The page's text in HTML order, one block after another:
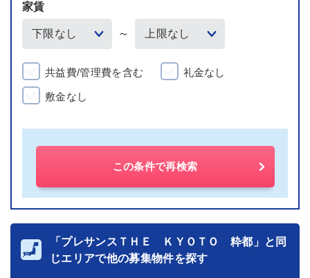
家賃
～
共益費/管理費を含む 礼金なし
敷金なし
この条件で再検索
「プレサンスＴＨＥ ＫＹＯＴＯ 粋都」と同
じエリアで他の募集物件を探す